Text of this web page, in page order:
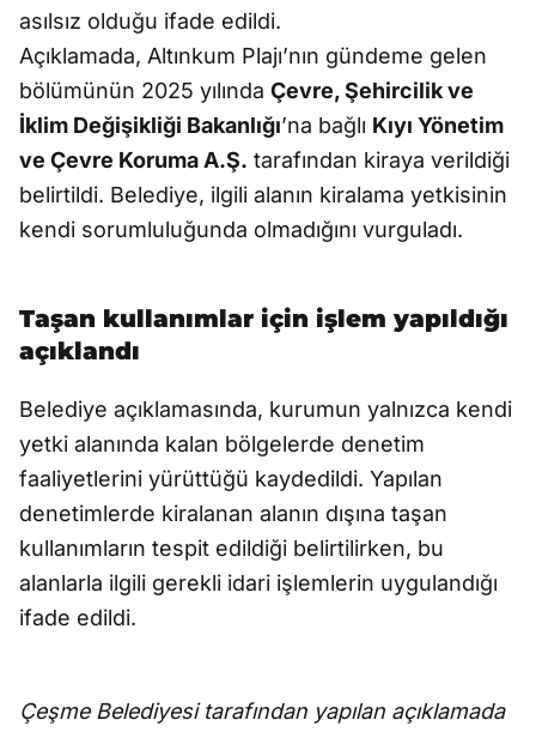
asılsız olduğu ifade edildi.
Açıklamada, Altınkum Plajı’nın gündeme gelen
bölümünün 2025 yılında Çevre, Şehircilik ve
İklim Değişikliği Bakanlığı’na bağlı Kıyı Yönetim
ve Çevre Koruma A.Ş. tarafından kiraya verildiği
belirtildi. Belediye, ilgili alanın kiralama yetkisinin
kendi sorumluluğunda olmadığını vurguladı.
Taşan kullanımlar için işlem yapıldığı
açıklandı
Belediye açıklamasında, kurumun yalnızca kendi
yetki alanında kalan bölgelerde denetim
faaliyetlerini yürüttüğü kaydedildi. Yapılan
denetimlerde kiralanan alanın dışına taşan
kullanımların tespit edildiği belirtilirken, bu
alanlarla ilgili gerekli idari işlemlerin uygulandığı
ifade edildi.
Çeşme Belediyesi tarafından yapılan açıklamada